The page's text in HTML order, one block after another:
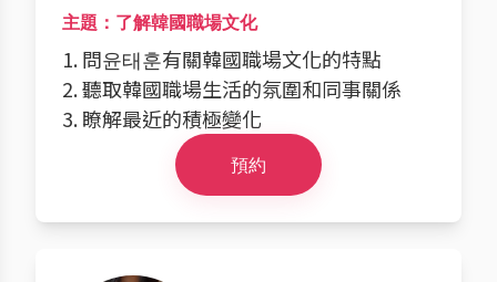
主題：了解韓國職場文化
1. 問윤태훈有關韓國職場文化的特點
2. 聽取韓國職場生活的氛圍和同事關係
3. 瞭解最近的積極變化
預約